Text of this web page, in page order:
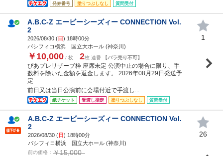
発券番号 塗りつぶしなし 質問受付
A.B.C-Z エービーシーズィー CONNECTION Vol.
2
2026/08/30 (日) 18時00分
パシフィコ横浜 国立大ホール (神奈川)
￥10,000 / 枚 2枚 連番 【バラ売り不可】
ぴあプレリザーブ枠 座席未定 公演中止の場合に限り、手
数料を除いた金額を返金します。 2026年08月29日発送予
定
前日又は当日公演前に会場付近で手渡し...
紙チケット 受渡し指定 塗りつぶしなし 質問受付
1
A.B.C-Z エービーシーズィー CONNECTION Vol.
2
2026/08/30 (日) 18時00分
パシフィコ横浜 国立大ホール (神奈川)
前の価格： ￥15,000
26